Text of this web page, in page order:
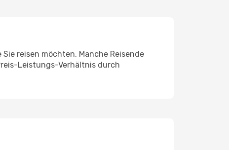
reisen möchten. Manche Reisende
Leistungs-Verhältnis durch